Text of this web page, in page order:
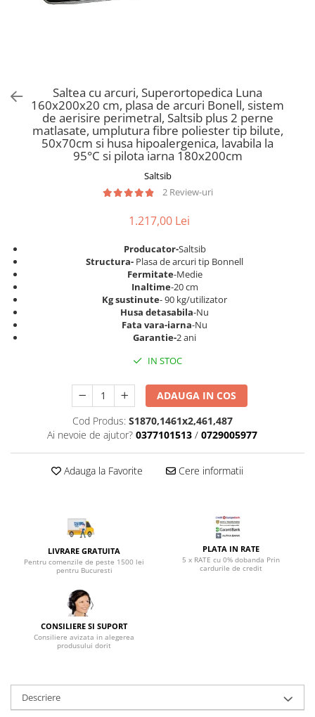
Saltele Pocket
Saltele Memory Pocket
Saltele cu plasa arcuri
Saltele cu spuma
Saltele cu spuma
Saltele cu spuma poliuretanica
Saltele 160x200
Saltele 180x200
Top saltele
Top saltele 5 cm
Top saltele 10 cm
Saltele ieftine
Saltele cu plasa de arcuri
Saltele cu spuma
Noptiere
Scaune pentru living
Seturi comode living si vitrine
Mobila living
Comode living
Dulap birou
Birouri
Scaune pentru birou
Scaune pentru vizitatori
Scaune manager
Scaune pentru bucatarie
Mobila bucatarie
Seturi mese si scaune bucatarie
Mobilier hol
Suporturi si rafturi pantofi
Seturi mobilier hol
Stender haine
Suport pentru umerase
Mobilier gradinita
Mese gradinita
Set mese si scaune gradinita
Mobilier copii
Scaune birou copii
Scaune resigilate
Scaune gradinita
Scaune conferinta
Saltea cu arcuri, Superortopedica Luna
160x200x20 cm, plasa de arcuri Bonell, sistem
de aerisire perimetral, Saltsib plus 2 perne
matlasate, umplutura fibre poliester tip bilute,
50x70cm si husa hipoalergenica, lavabila la
95°C si pilota iarna 180x200cm
Saltsib
2 Review-uri
1.217,00 Lei
Producator-Saltsib
Structura- Plasa de arcuri tip Bonnell
Fermitate-Medie
Inaltime-20 cm
Kg sustinute- 90 kg/utilizator
Husa detasabila-Nu
Fata vara-iarna-Nu
Garantie-2 ani
IN STOC
ADAUGA IN COS
Cod Produs: S1870,1461x2,461,487
Ai nevoie de ajutor? 0377101513 / 0729005977
Adauga la Favorite Cere informatii
LIVRARE GRATUITA
Pentru comenzile de peste 1500 lei
pentru Bucuresti
PLATA IN RATE
5 x RATE cu 0% dobanda Prin
cardurile de credit
CONSILIERE SI SUPORT
Consiliere avizata in alegerea
produsului dorit
Descriere